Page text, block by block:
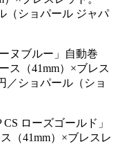
（ショパール ジャパ
ヌブルー」自動巻
ス（41mm）×ブレス
／ショパール（ショ
ローズゴールド」
（41mm）×ブレスレ